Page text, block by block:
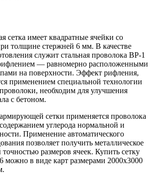
сетка имеет квадратные ячейки со
толщине стержней 6 мм. В качестве
служит стальная проволока ВР-1
— равномерно расположенными
на поверхности. Эффект рифления,
применением специальной технологии
необходим для улучшения
с бетоном.
сетки применяется проволока
углерода нормальной и
Применение автоматического
позволяет получить металлическое
размеров ячеек. Купить сетку
можно в виде карт размерами 2000х3000